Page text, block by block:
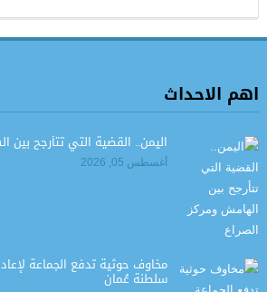
اهم الاحداث
اليمن.. القضية التي تتأرجح بين
أغسطس 05, 2026
مخاوف حوثية تدفع الجماعة
سلطنة عُمان